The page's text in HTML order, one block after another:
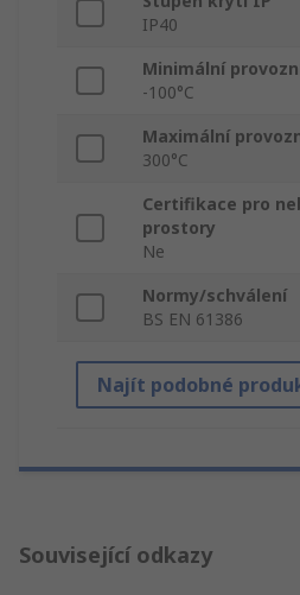
IP40
Minimální
-100°C
Maximální
300°C
Certifikace pro
prostory
Ne
Normy/schválení
BS EN 61386
Najít podobné
Související odkazy